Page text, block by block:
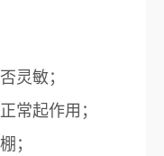
灵敏；
常起作用；
；